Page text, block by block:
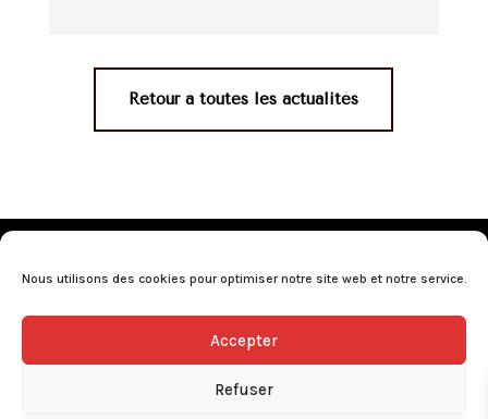
Nous utilisons des cookies pour optimiser notre site web et notre service.
Accepter
Refuser
Retour à toutes les actualités
Conditions générales de vente•Nos revendeurs•
L’abus d’alcool est dangereux pour la santé, consommez avec